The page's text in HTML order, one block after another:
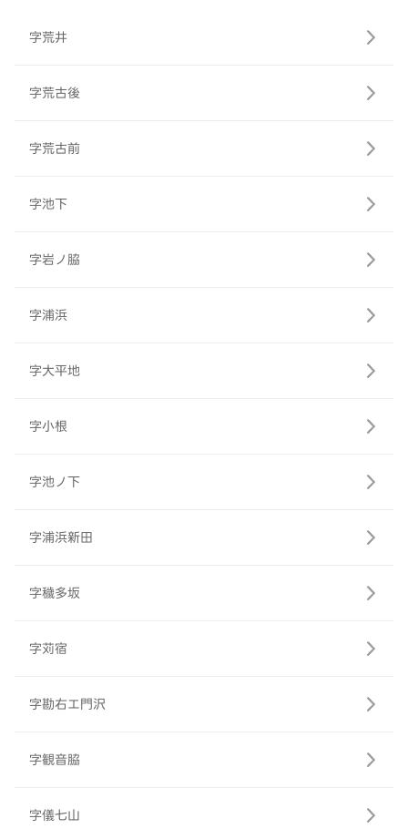
字荒井
字荒古後
字荒古前
字池下
字岩ノ脇
字浦浜
字大平地
字小根
字池ノ下
字浦浜新田
字穢多坂
字苅宿
字勘右エ門沢
字観音脇
字儀七山